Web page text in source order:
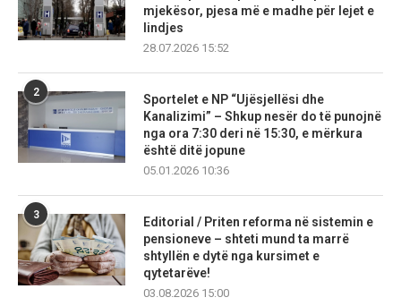
mjekësor, pjesa më e madhe për lejet e
lindjes
28.07.2026 15:52
2
Sportelet e NP “Ujësjellësi dhe
Kanalizimi” – Shkup nesër do të punojnë
nga ora 7:30 deri në 15:30, e mërkura
është ditë jopune
05.01.2026 10:36
3
Editorial / Priten reforma në sistemin e
pensioneve – shteti mund ta marrë
shtyllën e dytë nga kursimet e
qytetarëve!
03.08.2026 15:00